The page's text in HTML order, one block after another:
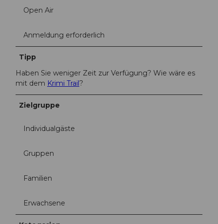
Open Air
Anmeldung erforderlich
Tipp
Haben Sie weniger Zeit zur Verfügung? Wie wäre es
mit dem Krimi Trail ?
Zielgruppe
Individualgäste
Gruppen
Familien
Erwachsene